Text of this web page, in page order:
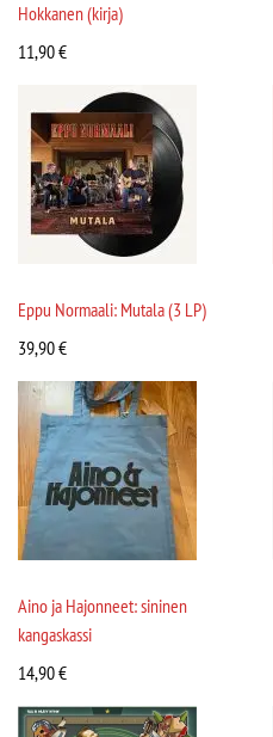
Hokkanen (kirja)
11,90€
Eppu Normaali: Mutala (3 LP)
39,90€
Aino ja Hajonneet: sininen
kangaskassi
14,90€